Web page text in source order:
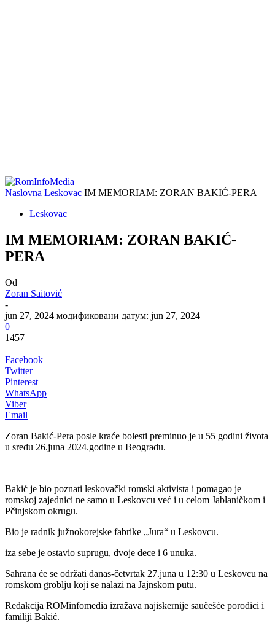
Naslovna Leskovac IM MEMORIAM: ZORAN BAKIĆ-PERA
Leskovac
IM MEMORIAM: ZORAN BAKIĆ-
PERA
Od
Zoran Saitović
-
jun 27, 2024 модификовани датум: jun 27, 2024
0
1457
Facebook
Twitter
Pinterest
WhatsApp
Viber
Email
Zoran Bakić-Pera posle kraće bolesti preminuo je u 55 godini života
u sredu 26.juna 2024.godine u Beogradu.
Bakić je bio poznati leskovački romski aktivista i pomagao je
romskoj zajednici ne samo u Leskovcu već i u celom Jablaničkom i
Pčinjskom okrugu.
Bio je radnik južnokorejske fabrike „Jura“ u Leskovcu.
iza sebe je ostavio suprugu, dvoje dece i 6 unuka.
Sahrana će se održati danas-četvrtak 27.juna u 12:30 u Leskovcu na
romskom groblju koji se nalazi na Jajnskom putu.
Redakcija ROMinfomedia izražava najiskernije saučešće porodici i
familiji Bakić.